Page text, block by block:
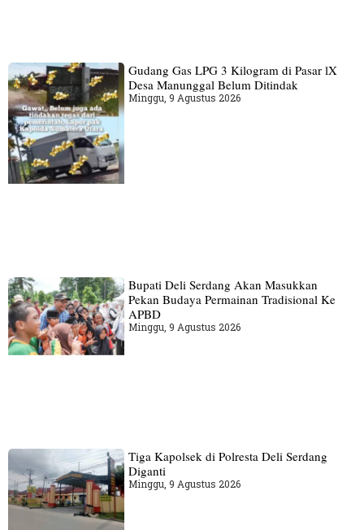
Gudang‎ Gas LPG 3 Kilogram di Pasar lX
Desa Manunggal Belum Ditindak
Minggu, 9 Agustus 2026
Bupati Deli Serdang Akan Masukkan
Pekan Budaya Permainan Tradisional Ke
APBD
Minggu, 9 Agustus 2026
Tiga Kapolsek di Polresta Deli Serdang
Diganti
Minggu, 9 Agustus 2026